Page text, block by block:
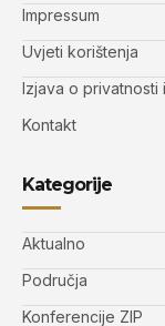
Impressum
Uvjeti korištenja
Izjava o privatnosti
Kontakt
Kategorije
Aktualno
Područja
Konferencije ZIP